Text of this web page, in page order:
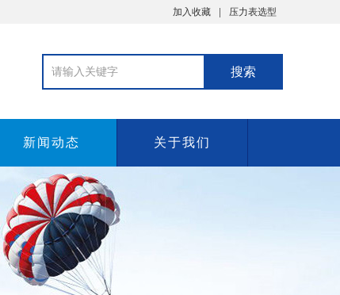
加入收藏 压力表选型
新闻动态 关于我们